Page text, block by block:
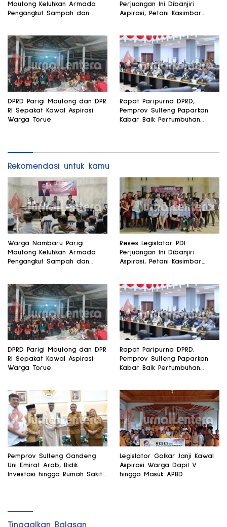
Moutong Keluhkan Armada
Pengangkut Sampah dan
Perjuangan Ini Dibanjiri
Aspirasi, Petani Kasimbar
DPRD Parigi Moutong dan DPR
RI Sepakat Kawal Aspirasi
Warga Torue
Rapat Paripurna DPRD,
Pemprov Sulteng Paparkan
Kabar Baik Pertumbuhan
Rekomendasi untuk kamu
Warga Nambaru Parigi
Moutong Keluhkan Armada
Pengangkut Sampah dan
Reses Legislator PDI
Perjuangan Ini Dibanjiri
Aspirasi, Petani Kasimbar
DPRD Parigi Moutong dan DPR
RI Sepakat Kawal Aspirasi
Warga Torue
Rapat Paripurna DPRD,
Pemprov Sulteng Paparkan
Kabar Baik Pertumbuhan
Pemprov Sulteng Gandeng
Uni Emirat Arab, Bidik
Investasi hingga Rumah Sakit
Legislator Golkar Janji Kawal
Aspirasi Warga Dapil V
hingga Masuk APBD
Tinggalkan Balasan